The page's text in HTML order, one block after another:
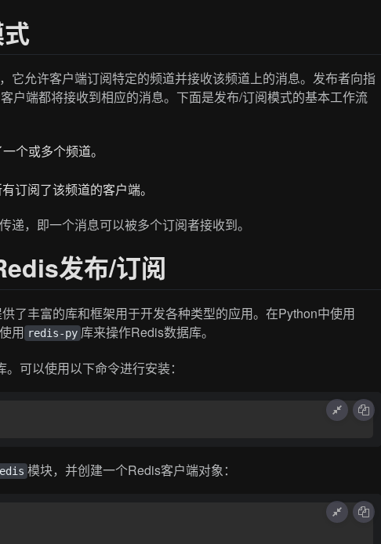
它允许客户端订阅特定的频道并接收该频道上的消息。发布者向指
户端都将接收到相应的消息。下面是发布/订阅模式的基本工作流
个或多个频道。
订阅了该频道的客户端。
，即一个消息可以被多个订阅者接收到。
发布/订阅
了丰富的库和框架用于开发各种类型的应用。在Python中使用
用 redis-py 库来操作Redis数据库。
。可以使用以下命令进行安装：
模块，并创建一个Redis客户端对象：